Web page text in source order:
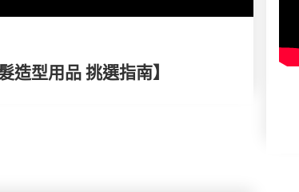
造型用品 挑選指南】